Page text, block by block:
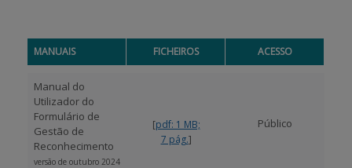
MANUAIS FICHEIROS ACESSO
Manual do
Utilizador do
Formulário de
Gestão de
Reconhecimento
versão de outubro 2024
[pdf: 1 MB;
7 pág.]
Público